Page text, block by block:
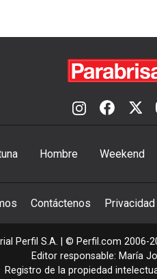
Hombre Weekend
Contáctenos Privacidad
Perfil S.A. | © Perfil.com 2006-
Editor responsable: María
Registro de la propiedad